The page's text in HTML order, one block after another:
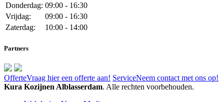
Donderdag: 09:00 - 16:30
Vrijdag:
09:00 - 16:30
Zaterdag:
10:00 - 14:00
Partners
OfferteVraag hier een offerte aan! ServiceNeem contact met ons op!
Kura Kozijnen Alblasserdam. Alle rechten voorbehouden.